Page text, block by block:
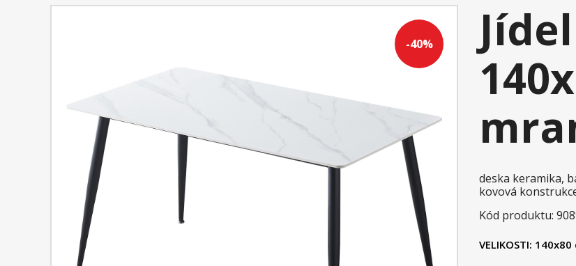
-40%
deska keramika,
kovová
Kód produktu:
VELIKOSTI: 140x80